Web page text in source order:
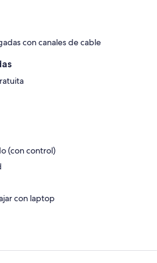
con canales de cable
(con control)
con laptop